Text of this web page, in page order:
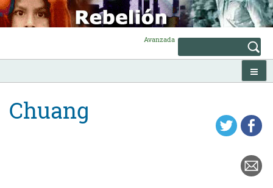
Skip
to
content
Avanzada
Chuang